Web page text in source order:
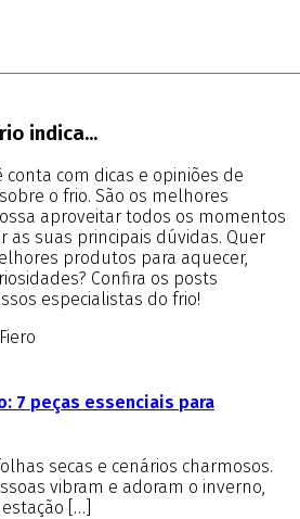
indica...
conta com dicas e opiniões de
o frio. São os melhores
aproveitar todos os momentos
as suas principais dúvidas. Quer
produtos para aquecer,
Confira os posts
especialistas do frio!
7 peças essenciais para
secas e cenários charmosos.
vibram e adoram o inverno,
[…]